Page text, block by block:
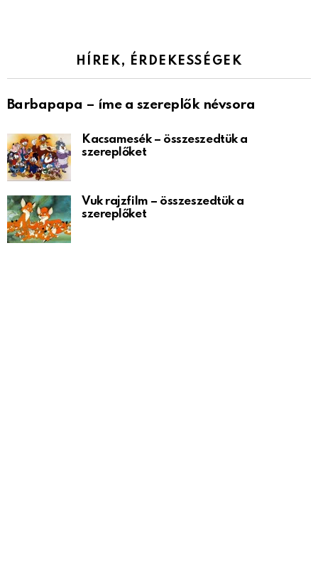
HÍREK, ÉRDEKESSÉGEK
Barbapapa – íme a szereplők névsora
Kacsamesék – összeszedtük a
szereplőket
Vuk rajzfilm – összeszedtük a
szereplőket